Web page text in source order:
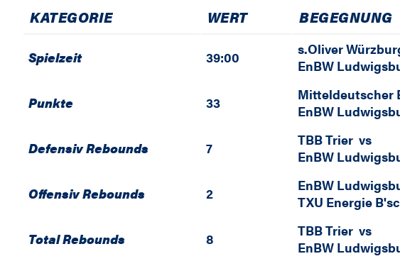
KATEGORIE WERT BEGEGNUNG
Spielzeit 39:00 s.Oliver
EnBW
Punkte 33 Mitteldeutscher
EnBW
Defensiv Rebounds 7 TBB Trier vs
EnBW
Offensiv Rebounds 2 EnBW
TXU Energie
Total Rebounds 8 TBB Trier vs
EnBW